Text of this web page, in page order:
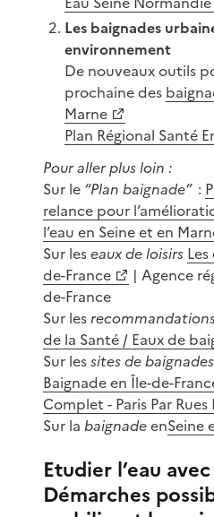
Les baignades
environnement
De nouveaux outils
prochaine des
Marne
Plan Régional Santé
Pour aller plus loin :
Sur le “Plan baignade” :
relance pour
l’eau en Seine et en
Sur leseaux de loisirs
de-France
| Agence
de-France
Sur les
de la Santé / Eaux de
Sur lessites de baignades
Baignade en Île-de-
Complet - Paris Par
Sur la baignadeenSeine
Etudier l’eau
Démarches